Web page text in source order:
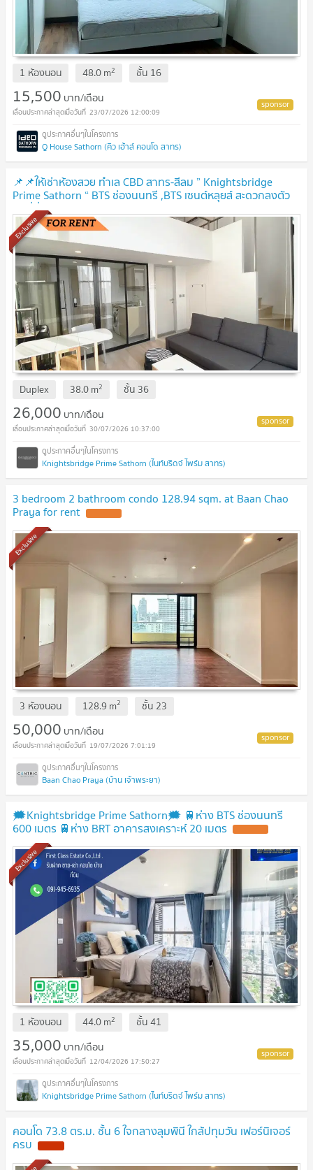
1 ห้องนอน 48.0m2 ชั้น 16
15,500 บาท/เดือน
23/07/2026 12:00:09
Q House Sathorn (คิว เฮ้าส์ คอนโด สาทร)
📌📌ให้เช่าห้องสวย ทำเล CBD สาทร-สีลม ” Knightsbridge
Prime Sathorn “ BTS ช่องนนทรี ,BTS เซนต์หลุยส์ สะดวกลงตัว
สุดที่นี่ 📌📌
Exclusive
Duplex 38.0m2 ชั้น 36
26,000 บาท/เดือน
30/07/2026 10:37:00
Knightsbridge Prime Sathorn (ไนท์บริดจ์ ไพร์ม สาทร)
3 bedroom 2 bathroom condo 128.94 sqm. at Baan Chao
Praya for rent
Exclusive
3 ห้องนอน 128.9 m2 ชั้น 23
50,000 บาท/เดือน
19/07/2026 7:01:19
Baan Chao Praya (บ้าน เจ้าพระยา)
🗯️Knightsbridge Prime Sathorn🗯️ 🚆ห่าง BTS ช่องนนทรี
600 เมตร 🚆ห่าง BRT อาคารสงเคราะห์ 20 เมตร
Exclusive
1 ห้องนอน 44.0m2 ชั้น41
35,000 บาท/เดือน
12/04/2026 17:50:27
Knightsbridge Prime Sathorn (ไนท์บริดจ์ ไพร์ม สาทร)
คอนโด 73.8 ตร.ม. ชั้น 6 ใจกลางลุมพินี ใกล้ปทุมวัน เฟอร์นิเจอร์
ครบ